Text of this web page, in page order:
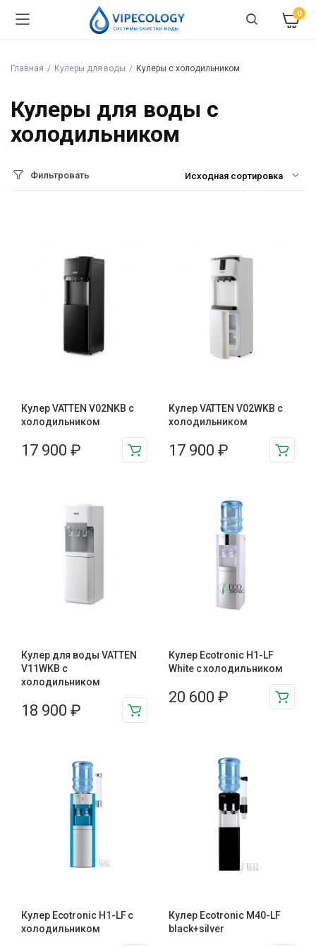
0
Главная Кулеры для воды Кулеры с холодильником
Кулеры для воды с
холодильником
Фильтровать
Кулер VATTEN V02NKB с
холодильником
17 900 ₽
Кулер VATTEN V02WKB с
холодильником
17 900 ₽
Кулер для воды VATTEN
V11WKB с
холодильником
18 900 ₽
Кулер Ecotronic H1-LF
White с холодильником
20 600 ₽
Кулер Ecotronic H1-LF с
холодильником
Кулер Ecotronic M40-LF
black+silver